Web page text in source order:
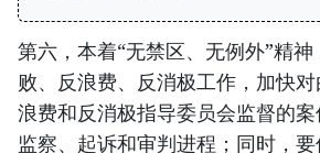
第六，本着“无禁区、无例外”精
败、反浪费、反消极工作，加快
浪费和反消极指导委员会监督的案
监察、起诉和审判进程；同时，要